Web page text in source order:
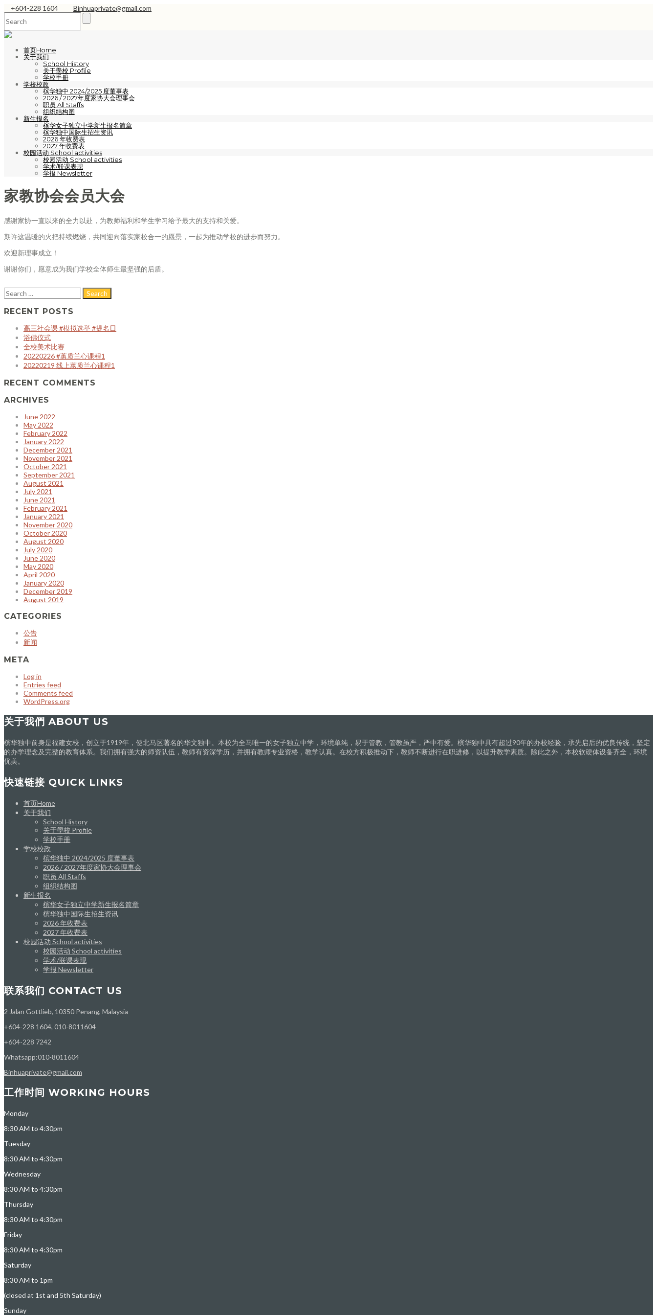
+604-228 1604 Binhuaprivate@gmail.com
首页Home
关于我们
School History
关于學校 Profile
学校手册
学校校政
槟华独中 2024/2025 度董事表
2026 / 2027年度家协大会理事会
职员 All Staffs
组织结构图
新生报名
槟华女子独立中学新生报名简章
槟华独中国际生招生资讯
2026 年收费表
2027 年收费表
校园活动 School activities
校园活动 School activities
学术/联课表现
学报 Newsletter
家教协会会员大会
感谢家协一直以来的全力以赴，为教师福利和学生学习给予最大的支持和关爱。
期许这温暖的火把持续燃烧，共同迎向落实家校合一的愿景，一起为推动学校的进步而努力。
欢迎新理事成立！
谢谢你们，愿意成为我们学校全体师生最坚强的后盾。
RECENT POSTS
高三社会课 #模拟选举 #提名日
浴佛仪式
全校美术比赛
20220226 #蕙质兰心课程1
20220219 线上蕙质兰心课程1
RECENT COMMENTS
ARCHIVES
June 2022
May 2022
February 2022
January 2022
December 2021
November 2021
October 2021
September 2021
August 2021
July 2021
June 2021
February 2021
January 2021
November 2020
October 2020
August 2020
July 2020
June 2020
May 2020
April 2020
January 2020
December 2019
August 2019
CATEGORIES
公告
新闻
META
Log in
Entries feed
Comments feed
WordPress.org
关于我們 ABOUT US
槟华独中前身是福建女校，创立于1919年，使北马区著名的华文独中。本校为全马唯一的女子独立中学，环境单纯，易于管教，管教虽严，严中有爱。槟华独中具有超过90年的办校经验，承先启后的优良传统，坚定
的办学理念及完整的教育体系。我们拥有强大的师资队伍，教师有资深学历，并拥有教师专业资格，教学认真。在校方积极推动下，教师不断进行在职进修，以提升教学素质。除此之外，本校软硬体设备齐全，环境
优美。
快速链接 QUICK LINKS
首页Home
关于我们
School History
关于學校 Profile
学校手册
学校校政
槟华独中 2024/2025 度董事表
2026 / 2027年度家协大会理事会
职员 All Staffs
组织结构图
新生报名
槟华女子独立中学新生报名简章
槟华独中国际生招生资讯
2026 年收费表
2027 年收费表
校园活动 School activities
校园活动 School activities
学术/联课表现
学报 Newsletter
联系我们 CONTACT US
2 Jalan Gottlieb, 10350 Penang, Malaysia
+604-228 1604, 010-8011604
+604-228 7242
Whatsapp:010-8011604
Binhuaprivate@gmail.com
工作时间 WORKING HOURS
Monday
8:30 AM to 4:30pm
Tuesday
8:30 AM to 4:30pm
Wednesday
8:30 AM to 4:30pm
Thursday
8:30 AM to 4:30pm
Friday
8:30 AM to 4:30pm
Saturday
8:30 AM to 1pm
(closed at 1st and 5th Saturday)
Sunday